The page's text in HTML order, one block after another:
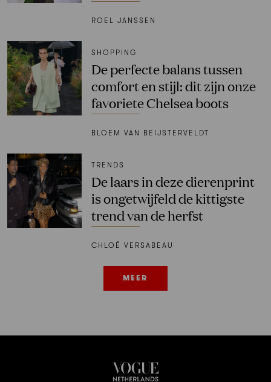
ROEL JANSSEN
SHOPPING
De perfecte balans tussen
comfort en stijl: dit zijn onze
favoriete Chelsea boots
BLOEM VAN BEIJSTERVELDT
TRENDS
De laars in deze dierenprint
is ongetwijfeld de kittigste
trend van de herfst
CHLOÉ VERSABEAU
MEER